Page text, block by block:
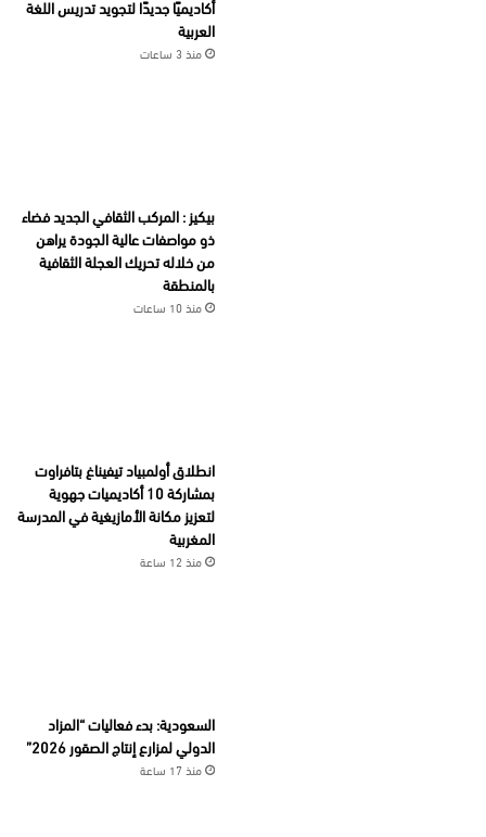
أكاديميًا جديدًا لتجويد تدريس اللغة
العربية
منذ 3 ساعات
بيكيز : المركب الثقافي الجديد فضاء
ذو مواصفات عالية الجودة يراهن
من خلاله تحريك العجلة الثقافية
بالمنطقة
منذ 10 ساعات
انطلاق أولمبياد تيفيناغ بتافراوت
بمشاركة 10 أكاديميات جهوية
لتعزيز مكانة الأمازيغية في المدرسة
المغربية
منذ 12 ساعة
السعودية: بدء فعاليات “المزاد
الدولي لمزارع إنتاج الصقور 2026”
منذ 17 ساعة